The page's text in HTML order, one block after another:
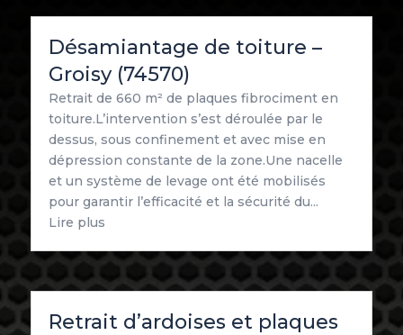
Désamiantage de toiture –
Groisy (74570)
Retrait de 660 m² de plaques fibrociment en
toiture.L’intervention s’est déroulée par le
dessus, sous confinement et avec mise en
dépression constante de la zone.Une nacelle
et un système de levage ont été mobilisés
pour garantir l’efficacité et la sécurité du...
Lire plus
Retrait d’ardoises et plaques